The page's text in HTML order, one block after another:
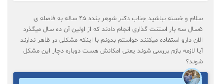
سلام و خسته نباشید جناب دکتر شوهر بنده ۴۵ ساله به فاصله ی
۵سال سه بار استنت گذاری انجام دادند که از اولین آن ده سال میگذرد
الان دارو استفاده میکنند خواستم بدونم با اینکه مشکلی در ظاهر ندارند
آیا لازمه بازم بررسی شوند یعنی امکانش هست دوباره دچار این مشکل
شوند؟